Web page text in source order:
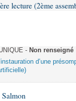
(2ème
- Non renseigné
d’une